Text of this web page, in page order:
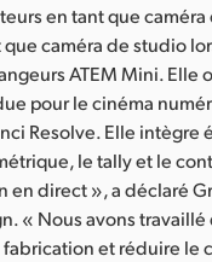
en tant que
que caméra de studio
ATEM Mini. Elle
pour le cinéma
Resolve. Elle intègre
le tally et le
en direct », a déclaré
« Nous avons
fabrication et réduire le